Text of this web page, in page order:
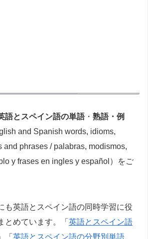
語とスペイン語の単語・ 熟語・例
and Spanish words, idioms,
and phrases / palabras, modismos,
y frases en ingles y español）をご
も英語とスペイン語の同時学習に役
とめています。「 英語とスペイン語
」「 英語とスペイン語の分野別単語